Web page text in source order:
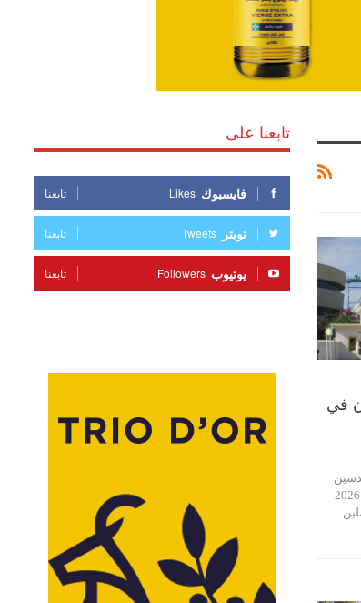
في
بصفاقس منذ اليوم الاثنين 9 مارس 2026
تابعنا على
فايسبوك Likes تابعنا
تويتر Tweets تابعنا
يوتيوب Followers تابعنا